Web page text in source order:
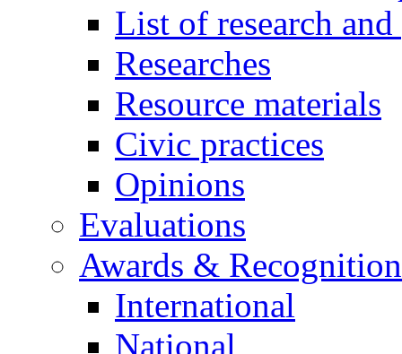
List of research
Researches
Resource materials
Civic practices
Opinions
Evaluations
Awards &
International
National